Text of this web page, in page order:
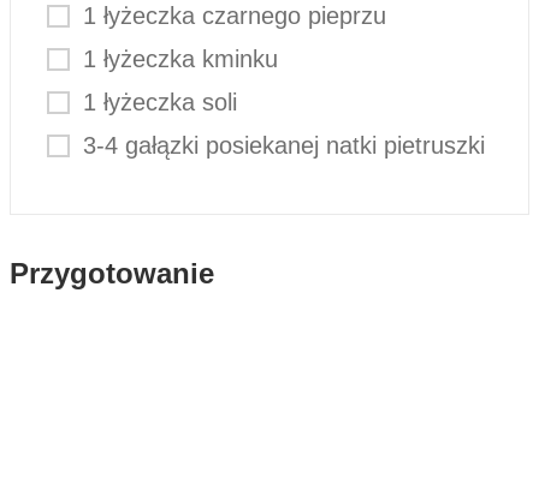
1 łyżeczka czarnego pieprzu
1 łyżeczka kminku
1 łyżeczka soli
3-4 gałązki posiekanej natki pietruszki
Przygotowanie